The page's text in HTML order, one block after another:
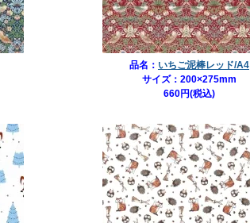
品名： いちご泥棒レッド/A4
サイズ：200×275mm
660円(税込)